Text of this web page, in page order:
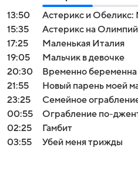
13:50
Астерикс и Обеликс:
15:35
Астерикс на
17:25
Маленькая Италия
19:05
Мальчик в девочке
20:30
Временно беременна
21:55
Новый парень моей
23:25
Семейное
00:55
Ограбление по-
02:25
Гамбит
03:55
Убей меня трижды